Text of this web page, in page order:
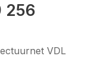
256
VDL